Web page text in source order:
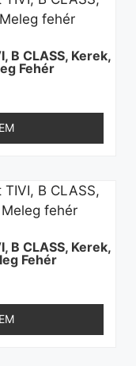
B CLASS, Kerek,
Fehér
B CLASS, Kerek,
Fehér